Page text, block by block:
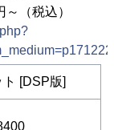
（税込）
[DSP版]